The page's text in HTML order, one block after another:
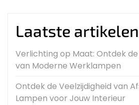
Laatste artikelen
Verlichting op Maat: Ontdek de
van Moderne Werklampen
Ontdek de Veelzijdigheid van
Lampen voor Jouw Interieur